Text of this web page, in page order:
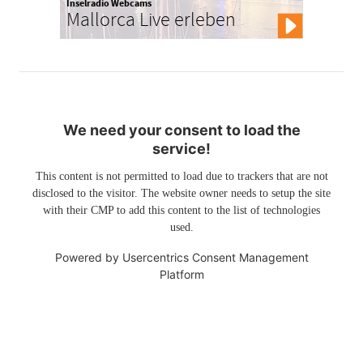
Inselradio Webcams
Mallorca Live erleben
We need your consent to load the
service!
This content is not permitted to load due to trackers that are not
disclosed to the visitor. The website owner needs to setup the site
with their CMP to add this content to the list of technologies
used.
Powered by Usercentrics Consent Management
Platform